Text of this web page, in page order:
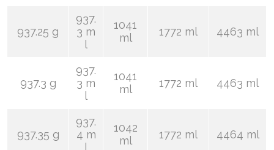
937.25 g
937.
3 m
l
1041
ml
1772 ml 4463 ml
937.3 g
937.
3 m
l
1041
ml
1772 ml 4463 ml
937.35 g
937.
4 m
l
1042
ml
1772 ml 4464 ml